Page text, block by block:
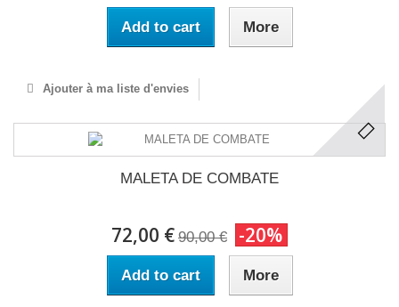
Add to cart More
Ajouter à ma liste d'envies
MALETA DE COMBATE
72,00 € 90,00 € -20%
Add to cart More